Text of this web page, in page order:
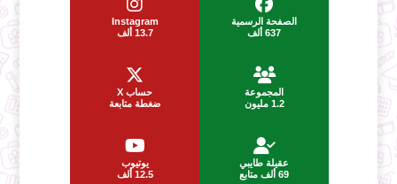
الصفحة الرسمية
637 ألف
Instagram
13.7 ألف
المجموعة
1.2 مليون
حساب X
ضغطة متابعة
عقيلة طايبي
69 ألف متابع
يوتيوب
12.5 ألف